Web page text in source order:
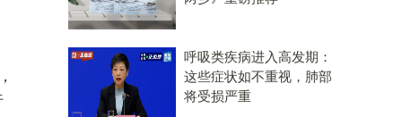
呼吸类疾病进入高发期：
这些症状如不重视，肺部
将受损严重